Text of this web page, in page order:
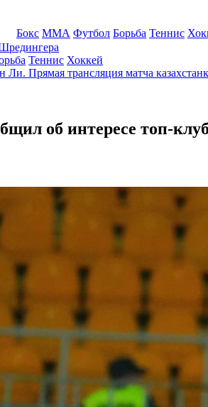
Бокс ММА Футбол Борьба Теннис
Теннис Хоккей
Прямая трансляция матча
об интересе топ-